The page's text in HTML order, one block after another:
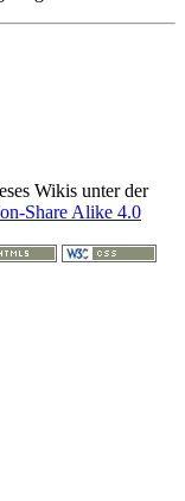
Wikis unter der
Share Alike 4.0